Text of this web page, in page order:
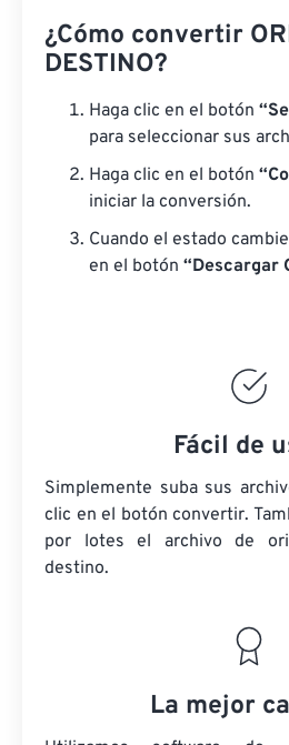
¿Cómo convertir
DESTINO?
Haga clic en el botón
para seleccionar sus
Haga clic en el botón
iniciar la conversión.
Cuando el estado
en el botón “Descargar
Fácil de
Simplemente suba sus
clic en el botón convertir.
por lotes el archivo de
destino.
La mejor